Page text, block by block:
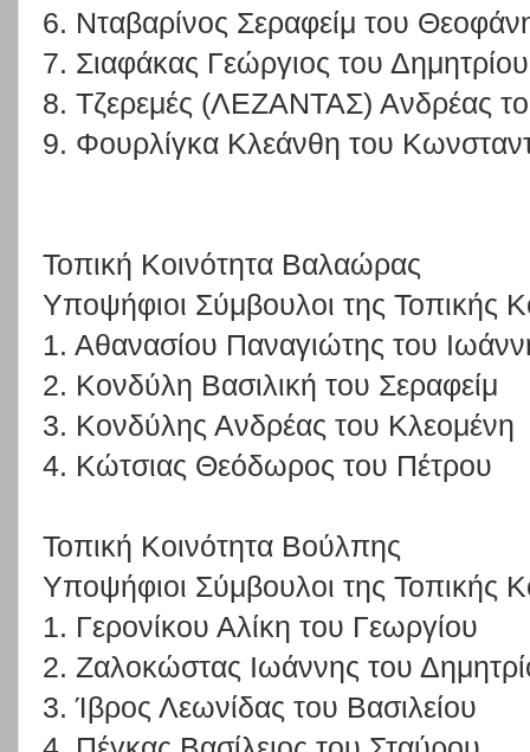
6. Νταβαρίνος Σεραφείμ του
7. Σιαφάκας Γεώργιος του Δημητρίου
8. Τζερεμές (ΛΕΖΑΝΤΑΣ) Ανδρέας
9. Φουρλίγκα Κλεάνθη του
Τοπική Κοινότητα Βαλαώρας
Υποψήφιοι Σύμβουλοι της Τοπικής
1. Αθανασίου Παναγιώτης του
2. Κονδύλη Βασιλική του Σεραφείμ
3. Κονδύλης Ανδρέας του Κλεομένη
4. Κώτσιας Θεόδωρος του Πέτρου
Τοπική Κοινότητα Βούλπης
Υποψήφιοι Σύμβουλοι της Τοπικής
1. Γερονίκου Αλίκη του Γεωργίου
2. Ζαλοκώστας Ιωάννης του
3. Ίβρος Λεωνίδας του Βασιλείου